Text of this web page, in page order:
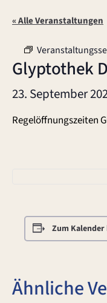
« Alle Veranstaltungen
Glyptothek
23. September
Regelöffnungszeiten
Zum
Ähnliche